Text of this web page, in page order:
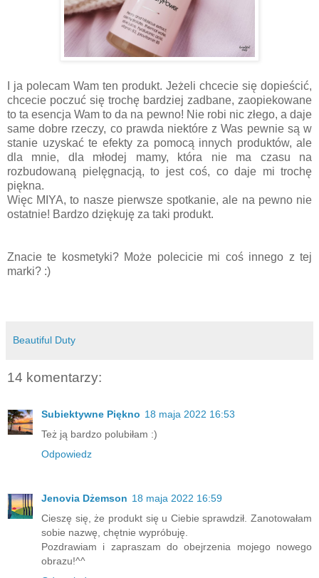
I ja polecam Wam ten produkt. Jeżeli chcecie się dopieścić,
chcecie poczuć się trochę bardziej zadbane, zaopiekowane
to ta esencja Wam to da na pewno! Nie robi nic złego, a daje
same dobre rzeczy, co prawda niektóre z Was pewnie są w
stanie uzyskać te efekty za pomocą innych produktów, ale
dla mnie, dla młodej mamy, która nie ma czasu na
rozbudowaną pielęgnacją, to jest coś, co daje mi trochę
piękna.
Więc MIYA, to nasze pierwsze spotkanie, ale na pewno nie
ostatnie! Bardzo dziękuję za taki produkt.
Znacie te kosmetyki? Może polecicie mi coś innego z tej
marki? :)
Beautiful Duty
14 komentarzy:
Subiektywne Piękno 18 maja 2022 16:53
Też ją bardzo polubiłam :)
Odpowiedz
Jenovia Dżemson 18 maja 2022 16:59
Cieszę się, że produkt się u Ciebie sprawdził. Zanotowałam
sobie nazwę, chętnie wypróbuję.
Pozdrawiam i zapraszam do obejrzenia mojego nowego
obrazu!^^